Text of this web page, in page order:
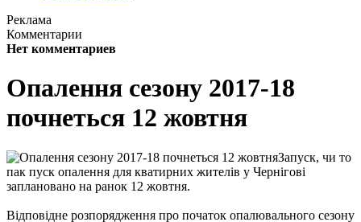
Реклама
Комментарии
Нет комментариев
Опалення сезону 2017-18
почнеться 12 жовтня
Запуск, чи то
пак пуск опалення для кватирних жителів у Чернігові
заплановано на ранок 12 жовтня.
Відповідне розпорядження про початок опалювального сезону